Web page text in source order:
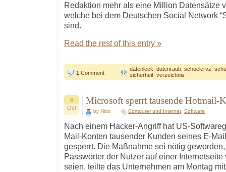
Redaktion mehr als eine Million Datensätze
welche bei dem Deutschen Social Network
sind.
Read the rest of this entry »
1 Comment
datenleck datenraub schuelervz
sicherheit verzeichnis
6
Oct
Microsoft sperrt tausende Hotmail-
by Nico Computer und Internet Software
Nach einem Hacker-Angriff hat US-
Mail-Konten tausender Kunden seines E-
gesperrt. Die Maßnahme sei nötig
Passwörter der Nutzer auf einer
seien, teilte das Unternehmen am Montag